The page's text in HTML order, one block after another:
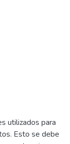
utilizados para
Esto se debe